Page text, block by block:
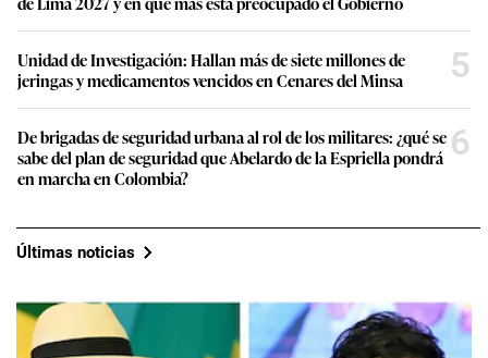
Unidad de Investigación: Hallan más de siete millones de
jeringas y medicamentos vencidos en Cenares del Minsa
5
De brigadas de seguridad urbana al rol de los militares: ¿qué se
sabe del plan de seguridad que Abelardo de la Espriella pondrá
en marcha en Colombia?
6
Últimas noticias